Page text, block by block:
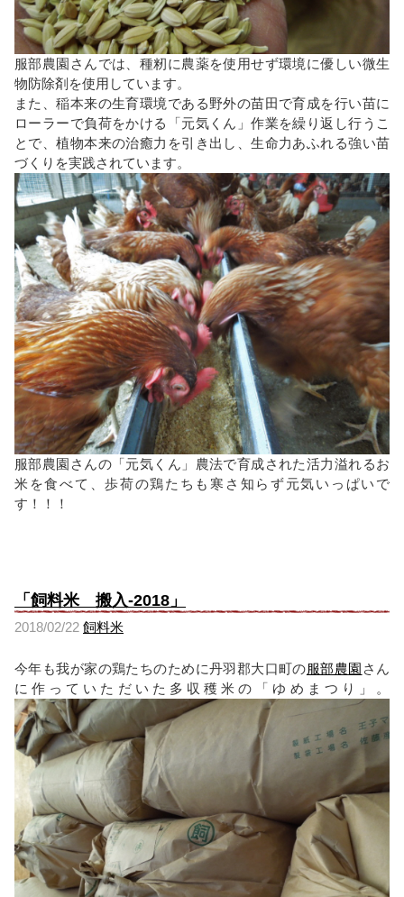
服部農園さんでは、種籾に農薬を使用せず環境に優しい微生
物防除剤を使用しています。
また、稲本来の生育環境である野外の苗田で育成を行い苗に
ローラーで負荷をかける「元気くん」作業を繰り返し行うこ
とで、植物本来の治癒力を引き出し、生命力あふれる強い苗
づくりを実践されています。
服部農園さんの「元気くん」農法で育成された活力溢れるお
米を食べて、歩荷の鶏たちも寒さ知らず元気いっぱいで
す！！！
「飼料米 搬入-2018」
2018/02/22 飼料米
今年も我が家の鶏たちのために丹羽郡大口町の服部農園 さん
に作っていただいた多収穫米の「ゆめまつり」。